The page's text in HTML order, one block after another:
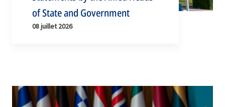
of State and Government
08 juillet 2026